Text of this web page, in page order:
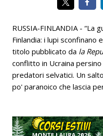
RUSSIA-FINLANDIA - “La
Finlandia: i lupi sconfinano
titolo pubblicato da la
conflitto in Ucraina
predatori selvatici. Un
po' paranoico che lascia